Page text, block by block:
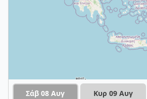
Σάβ 08 Αυγ Κυρ 09 Αυγ